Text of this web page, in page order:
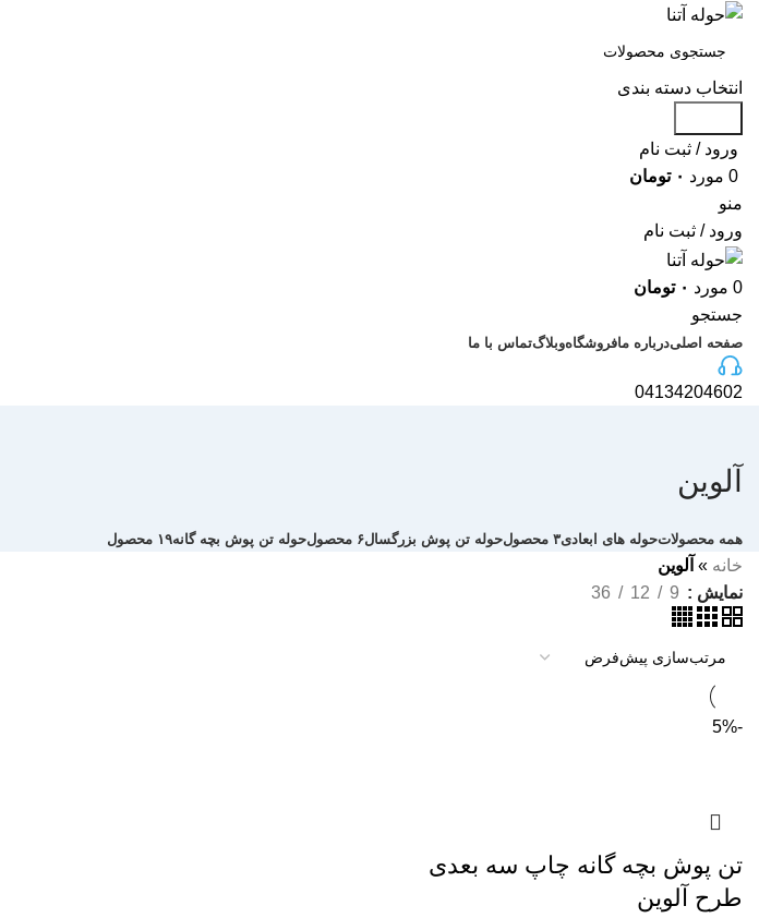
انتخاب دسته بندی
ورود / ثبت نام
0 مورد ۰ تومان
منو
ورود / ثبت نام
0 مورد ۰ تومان
جستجو
صفحه اصلیدرباره مافروشگاهوبلاگتماس با ما
04134204602
آلوین
همه محصولاتحوله های ابعادی۳ محصول حوله تن پوش بزرگسال۶ محصول حوله تن پوش بچه گانه۱۹ محصول
خانه » آلوین
نمایش
9
12
36
-5%
تن پوش بچه گانه چاپ سه بعدی
طرح آلوین